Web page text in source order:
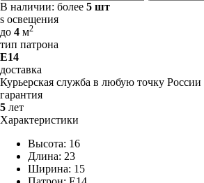
В наличии: более 5 шт
s освещения
до 4 м2
тип патрона
E14
доставка
Курьерская служба в любую точку России
гарантия
5 лет
Характеристики
Высота: 16
Длина: 23
Ширина: 15